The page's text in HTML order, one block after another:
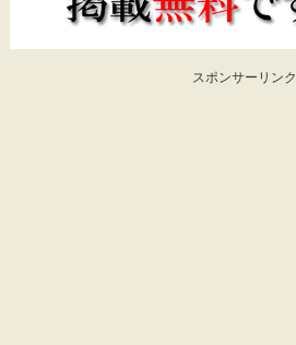
スポンサーリンク